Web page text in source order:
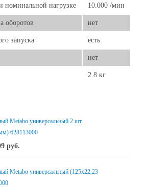
номинальной нагрузке 10.000 /мин
оборотов нет
запуска есть
нет
2.8 кг
Metabo универсальный 2 шт.
628113000
руб.
Metabo универсальный (125x22,23